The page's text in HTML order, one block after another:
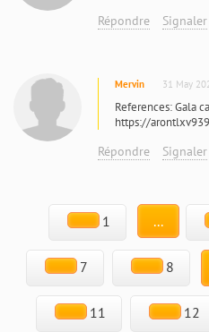
Répondre Signaler
Mervin 31 May
References: Gala
https://
Répondre Signaler
1 ...
7 8
11 12